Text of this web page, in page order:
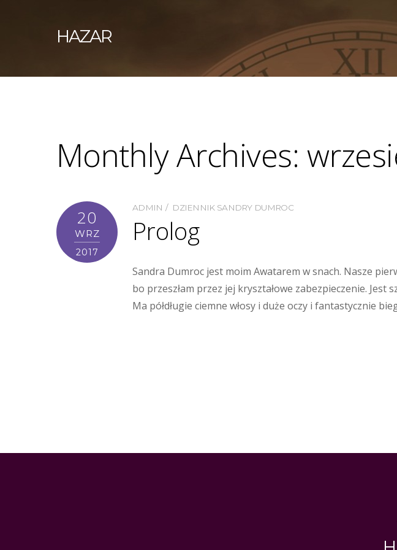
HAZAR
Monthly Archives:
20
WRZ
2017
ADMIN DZIENNIK SANDRY DUMROC
Prolog
Sandra Dumroc jest moim Awatarem w snach. Nasze
bo przeszłam przez jej kryształowe zabezpieczenie. Jest
Ma półdługie ciemne włosy i duże oczy i fantastycznie